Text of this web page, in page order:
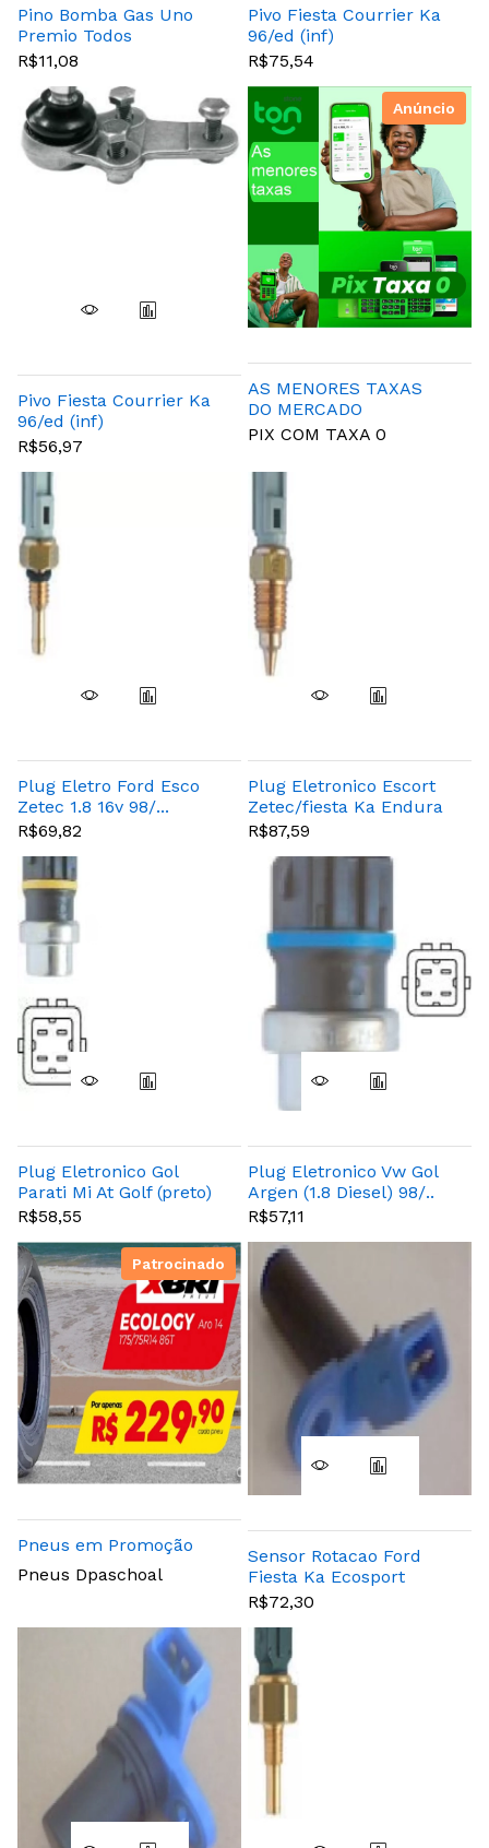
Pino Bomba Gas Uno
Premio Todos
R$11,08
Pivo Fiesta Courrier Ka
96/ed (inf)
R$75,54
Pivo Fiesta Courrier Ka
96/ed (inf)
R$56,97
Anúncio
AS MENORES TAXAS
DO MERCADO
PIX COM TAXA 0
Plug Eletro Ford Esco
Zetec 1.8 16v 98/...
Focus 1.8 16v 98/...
R$69,82
Plug Eletronico Escort
Zetec/fiesta Ka Endura
Cinza
R$87,59
Plug Eletronico Gol
Parati Mi At Golf (preto)
R$58,55
Plug Eletronico Vw Gol
Argen (1.8 Diesel) 98/..
R$57,11
Patrocinado
Pneus em Promoção
Pneus Dpaschoal
Sensor Rotacao Ford
Fiesta Ka Ecosport
Rocam
R$72,30